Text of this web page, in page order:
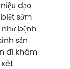
đạo
sớm
bệnh
sản
đi khám